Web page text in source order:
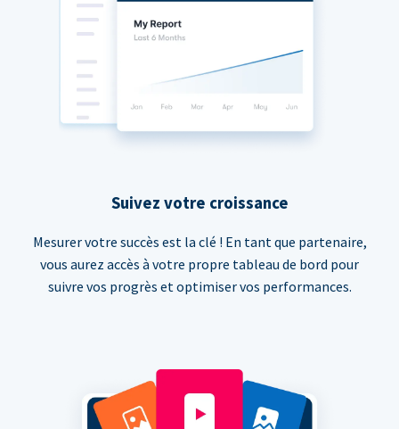
Suivez votre croissance
Mesurer votre succès est la clé ! En tant que partenaire,
vous aurez accès à votre propre tableau de bord pour
suivre vos progrès et optimiser vos performances.